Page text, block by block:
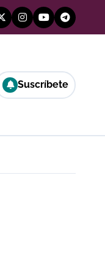
Suscríbete